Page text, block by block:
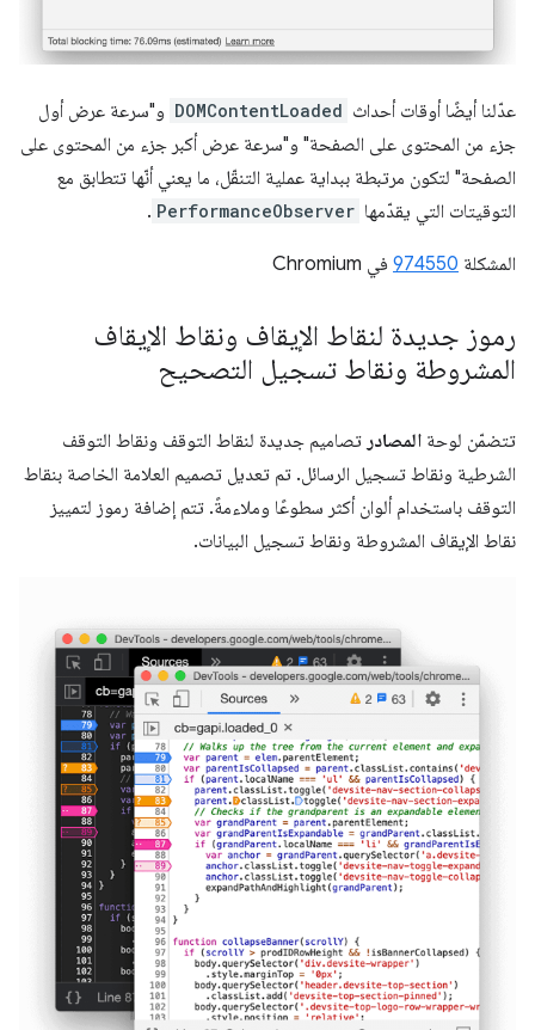
عدّلنا أيضًا أوقات أحداث DOMContentLoaded و"سرعة عرض أول
جزء من المحتوى على الصفحة" و"سرعة عرض أكبر جزء من المحتوى على
الصفحة" لتكون مرتبطة ببداية عملية التنقّل، ما يعني أنّها تتطابق مع
التوقيتات التي يقدّمها PerformanceObserver
.
المشكلة 974550 في Chromium
رموز جديدة لنقاط الإيقاف ونقاط الإيقاف
المشروطة ونقاط تسجيل التصحيح
تتضمّن لوحة المصادر تصاميم جديدة لنقاط التوقف ونقاط التوقف
الشرطية ونقاط تسجيل الرسائل. تم تعديل تصميم العلامة الخاصة بنقاط
التوقف باستخدام ألوان أكثر سطوعًا وملاءمةً. تتم إضافة رموز لتمييز
نقاط الإيقاف المشروطة ونقاط تسجيل البيانات.